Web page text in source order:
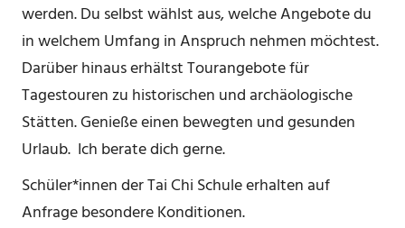
werden. Du selbst wählst aus, welche Angebote du
in welchem Umfang in Anspruch nehmen möchtest.
Darüber hinaus erhältst Tourangebote für
Tagestouren zu historischen und archäologische
Stätten. Genieße einen bewegten und gesunden
Urlaub. Ich berate dich gerne.
Schüler*innen der Tai Chi Schule erhalten auf
Anfrage besondere Konditionen.